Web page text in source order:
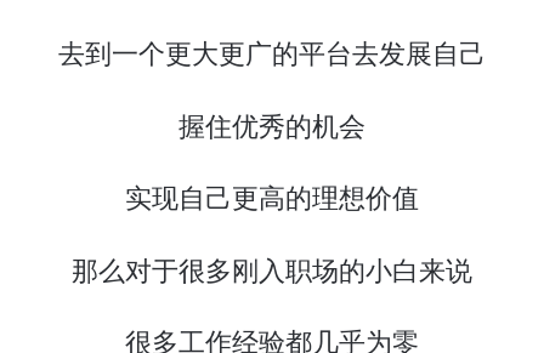
去到一个更大更广的平台去发展自己
握住优秀的机会
实现自己更高的理想价值
那么对于很多刚入职场的小白来说
很多工作经验都几乎为零